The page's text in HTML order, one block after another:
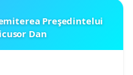
Preşedintelui
Dan